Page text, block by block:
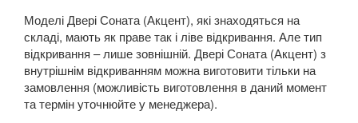
Моделі Двері Соната (Акцент), які знаходяться на
складі, мають як праве так і ліве відкривання. Але тип
відкривання – лише зовнішній. Двері Соната (Акцент) з
внутрішнім відкриванням можна виготовити тільки на
замовлення (можливість виготовлення в даний момент
та термін уточнюйте у менеджера).